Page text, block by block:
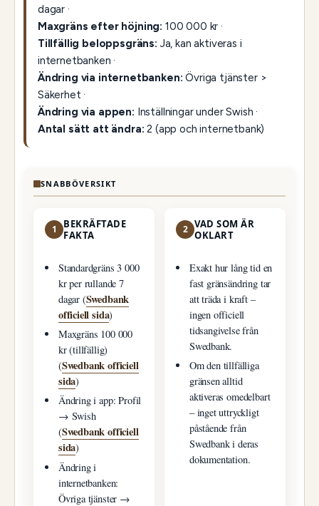
dagar ·
Maxgräns efter höjning: 100 000 kr ·
Tillfällig beloppsgräns: Ja, kan aktiveras i
internetbanken ·
Ändring via internetbanken: Övriga tjänster >
Säkerhet ·
Ändring via appen: Inställningar under Swish ·
Antal sätt att ändra: 2 (app och internetbank)
SNABBÖVERSIKT
1
BEKRÄFTADE
FAKTA
Standardgräns 3 000
kr per rullande 7
dagar (Swedbank
officiell sida)
Maxgräns 100 000
kr (tillfällig)
(Swedbank officiell
sida)
Ändring i app: Profil
→ Swish
(Swedbank officiell
sida)
Ändring i
internetbanken:
Övriga tjänster →
2 VAD SOM ÄR
OKLART
Exakt hur lång tid en
fast gränsändring tar
att träda i kraft –
ingen officiell
tidsangivelse från
Swedbank.
Om den tillfälliga
gränsen alltid
aktiveras omedelbart
– inget uttryckligt
påstående från
Swedbank i deras
dokumentation.